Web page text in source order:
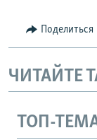
Поделиться
ЧИТАЙТЕ
ТОП-